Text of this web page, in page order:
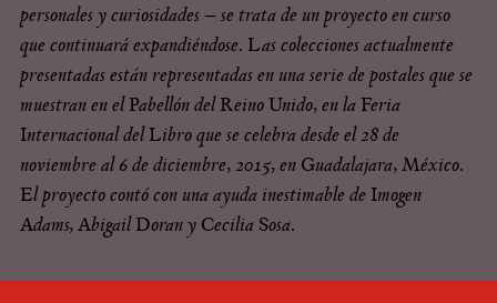
personales y curiosidades – se trata de un proyecto en curso
que continuará expandiéndose. Las colecciones actualmente
presentadas están representadas en una serie de postales que se
muestran en el Pabellón del Reino Unido, en la Feria
Internacional del Libro que se celebra desde el 28 de
noviembre al 6 de diciembre, 2015, en Guadalajara, México.
El proyecto contó con una ayuda inestimable de Imogen
Adams, Abigail Doran y Cecilia Sosa.